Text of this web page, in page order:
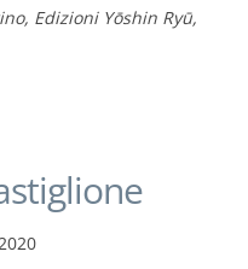
Edizioni Yōshin Ryū,